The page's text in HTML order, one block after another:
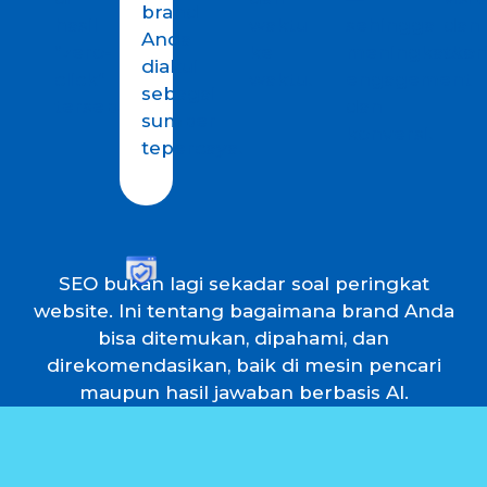
brand
Anda
diakui
sebagai
sumber
tepercaya.
SEO bukan lagi sekadar soal peringkat
website. Ini tentang bagaimana brand Anda
bisa ditemukan, dipahami, dan
direkomendasikan, baik di mesin pencari
maupun hasil jawaban berbasis AI.